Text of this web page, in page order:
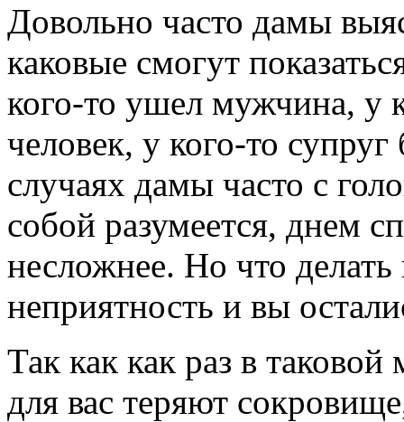
Довольно часто дамы
каковые смогут
кого-то ушел мужчина, у
человек, у кого-то
случаях дамы часто с
собой разумеется, днем
несложнее. Но что
неприятность и вы
Так как как раз в таковой
для вас теряют